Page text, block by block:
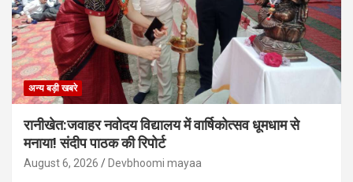
अन्य बड़ी खबरे
रानीखेत:जवाहर नवोदय विद्यालय में वार्षिकोत्सव धूमधाम से
मनाया! संदीप पाठक की रिपोर्ट
August 6, 2026 Devbhoomi mayaa